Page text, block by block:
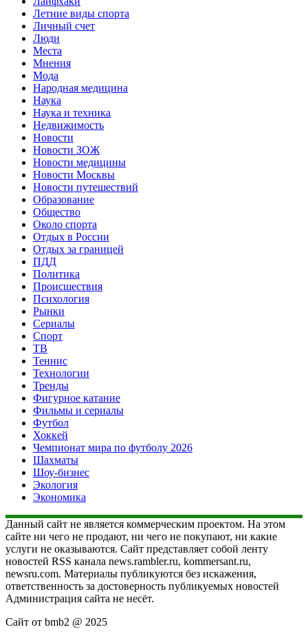
Летние виды спорта
Личный счет
Люди
Места
Мнения
Мода
Народная медицина
Наука
Наука и техника
Недвижимость
Новости
Новости ЗОЖ
Новости медицины
Новости Москвы
Новости путешествий
Образование
Общество
Около спорта
Отдых в России
Отдых за границей
ПДД
Политика
Происшествия
Психология
Рынки
Сериалы
Спорт
ТВ
Теннис
Технологии
Тренды
Фигурное катание
Фильмы и сериалы
Футбол
Хоккей
Чемпионат мира по футболу 2026
Шахматы
Шоу-бизнес
Экология
Экономика
Данный сайт не является коммерческим проектом. На этом
сайте ни чего не продают, ни чего не покупают, ни какие
услуги не оказываются. Сайт представляет собой ленту
новостей RSS канала news.rambler.ru, kommersant.ru,
newsru.com. Материалы публикуются без искажения,
ответственность за достоверность публикуемых новостей
Администрация сайта не несёт.
Сайт от bmb2 @ 2025